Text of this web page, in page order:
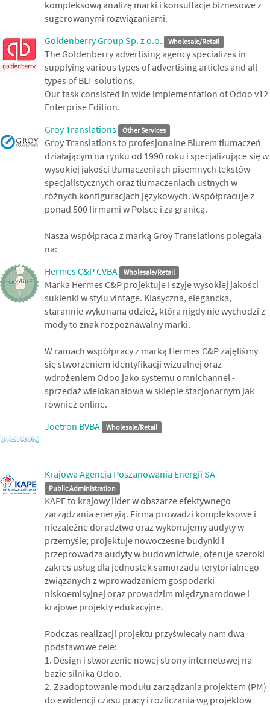
kompleksową analizę marki i konsultacje biznesowe z
sugerowanymi rozwiązaniami.
Goldenberry Group Sp. z o.o.
Wholesale/Retail
The Goldenberry advertising agency specializes in
supplying various types of advertising articles and all
types of BLT solutions.
Our task consisted in wide implementation of Odoo v12
Enterprise Edition.
Groy Translations
Other Services
Groy Translations to profesjonalne Biurem tłumaczeń
działającym na rynku od 1990 roku i specjalizujące się w
wysokiej jakości tłumaczeniach pisemnych tekstów
specjalistycznych oraz tłumaczeniach ustnych w
różnych konfiguracjach językowych. Współpracuje z
ponad 500 firmami w Polsce i za granicą.
Nasza współpraca z marką Groy Translations polegała
na:
Hermes C&P CVBA
Wholesale/Retail
Marka Hermes C&P projektuje I szyje wysokiej jakości
sukienki w stylu vintage. Klasyczna, elegancka,
starannie wykonana odzież, która nigdy nie wychodzi z
mody to znak rozpoznawalny marki.
W ramach współpracy z marką Hermes C&P zajęliśmy
się stworzeniem identyfikacji wizualnej oraz
wdrożeniem Odoo jako systemu omnichannel -
sprzedaż wielokanałowa w sklepie stacjonarnym jak
również online.
Joetron BVBA
Wholesale/Retail
Krajowa Agencja Poszanowania Energii SA
Public Administration
KAPE to krajowy lider w obszarze efektywnego
zarządzania energią. Firma prowadzi kompleksowe i
niezależne doradztwo oraz wykonujemy audyty w
przemyśle; projektuje nowoczesne budynki i
przeprowadza audyty w budownictwie, oferuje szeroki
zakres usług dla jednostek samorządu terytorialnego
związanych z wprowadzaniem gospodarki
niskoemisyjnej oraz prowadzim międzynarodowe i
krajowe projekty edukacyjne.
Podczas realizacji projektu przyświecały nam dwa
podstawowe cele:
1. Design i stworzenie nowej strony internetowej na
bazie silnika Odoo.
2. Zaadoptowanie modułu zarządzania projektem (PM)
do ewidencji czasu pracy i rozliczania wg projektów